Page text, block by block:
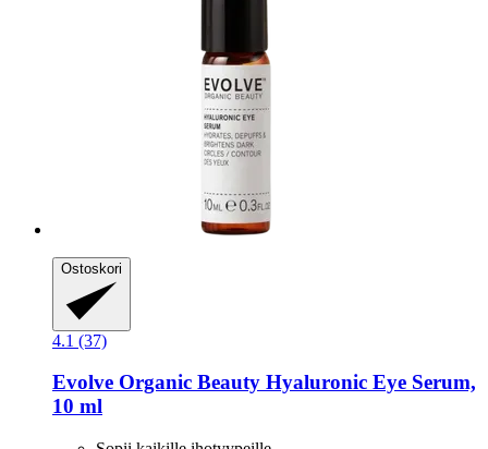
Ostoskori
4.1 (37)
Evolve Organic Beauty Hyaluronic Eye Serum,
10 ml